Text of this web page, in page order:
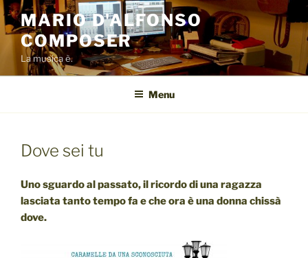
Salta
al
contenuto
MARIO D'ALFONSO
COMPOSER
La musica è.
Menu
Dove sei tu
Uno sguardo al passato, il ricordo di una ragazza
lasciata tanto tempo fa e che ora è una donna chissà
dove.